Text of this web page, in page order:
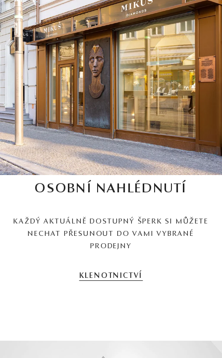
OSOBNÍ NAHLÉDNUTÍ
KAŽDÝ AKTUÁLNĚ DOSTUPNÝ ŠPERK SI MŮŽETE
NECHAT PŘESUNOUT DO VAMI VYBRANÉ
PRODEJNY
KLENOTNICTVÍ